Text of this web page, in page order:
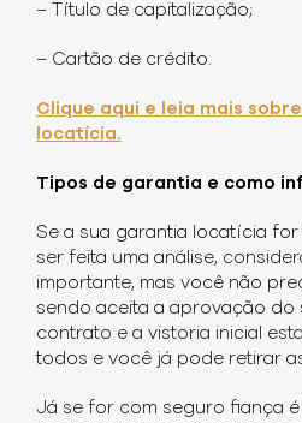
– Título de capitalização;
– Cartão de crédito.
Clique aqui e leia mais
locatícia.
Tipos de garantia e como
Se a sua garantia locatícia
ser feita uma análise,
importante, mas você não
sendo aceita a aprovação do
contrato e a vistoria inicial
todos e você já pode retirar
Já se for com seguro fiança